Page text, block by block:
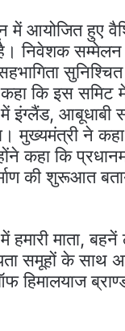
में आयोजित हुए
है। निवेशक
सहभागिता
कहा कि इस
में इंग्लैंड,
मुख्यमंत्री ने
कि
की शुरूआत
हमारी माता,
समूहों के साथ
हिमालयाज